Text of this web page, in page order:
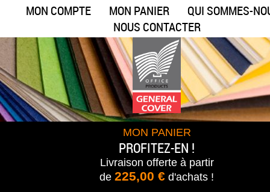
MON COMPTE MON PANIER
QUI SOMMES-
NOUS CONTACTER
MON PANIER
PROFITEZ-EN !
Livraison offerteà partir
de 225,00 € d'achats !